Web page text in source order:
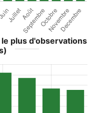
plus d'observations